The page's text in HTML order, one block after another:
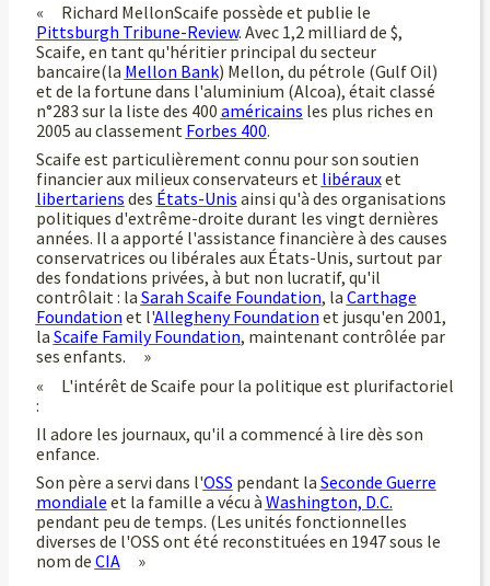
« Richard MellonScaife possède et publie le
Pittsburgh Tribune-Review. Avec 1,2 milliard de $,
Scaife, en tant qu'héritier principal du secteur
bancaire(la Mellon Bank) Mellon, du pétrole (Gulf Oil)
et de la fortune dans l'aluminium (Alcoa), était classé
n°283 sur la liste des 400 américains les plus riches en
2005 au classement Forbes 400.
Scaife est particulièrement connu pour son soutien
financier aux milieux conservateurs et libérauxet
libertariens des États-Unis ainsi qu'à des organisations
politiques d'extrême-droite durant les vingt dernières
années. Il a apporté l'assistance financière à des causes
conservatrices ou libérales aux États-Unis, surtout par
des fondations privées, à but non lucratif, qu'il
contrôlait : la Sarah Scaife Foundation, la Carthage
Foundation et l'Allegheny Foundation et jusqu'en 2001,
la Scaife Family Foundation, maintenant contrôlée par
ses enfants. »
« L'intérêt de Scaife pour la politique est plurifactoriel
:
Il adore les journaux, qu'il a commencé à lire dès son
enfance.
Son père a servi dans l'OSS pendant la Seconde Guerre
mondiale et la famille a vécu à Washington, D.C.
pendant peu de temps. (Les unités fonctionnelles
diverses de l'OSS ont été reconstituées en 1947 sous le
nom de CIA»